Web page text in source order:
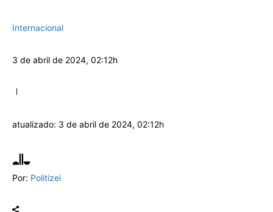
Internacional
3 de abril de 2024, 02:12h
atualizado: 3 de abril de 2024, 02:12h
Por: Politizei